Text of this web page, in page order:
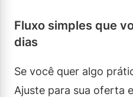
Fluxo simples que
dias
Se você quer algo
Ajuste para sua oferta